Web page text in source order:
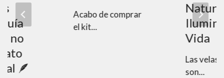
no
🪶
Acabo de comprar
el kit...
Vida
Las velas
son...